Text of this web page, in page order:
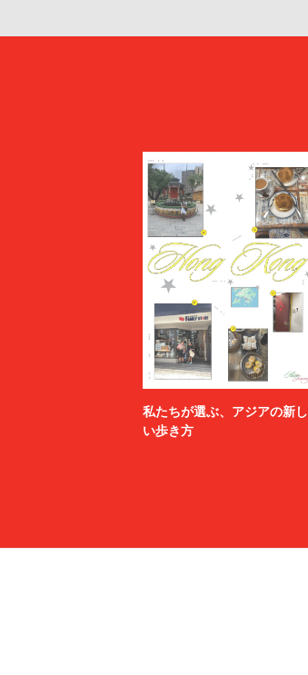
私たちが選ぶ、アジアの新し
い歩き方